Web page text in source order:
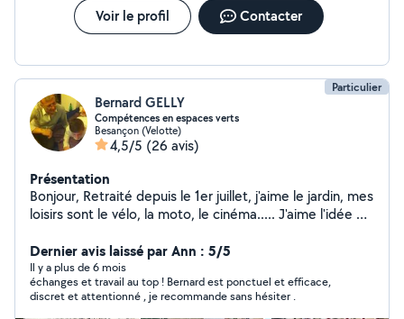
ponctuels pour vous aider : entretien de jardin, soins aux
animaux et entretien des plantes. Nous sommes un
Voir le profil Contacter
Particulier
Bernard GELLY
Compétences en espaces verts
Besançon (Velotte)
4,5/5 (26 avis)
Présentation
Bonjour, Retraité depuis le 1er juillet, j'aime le jardin, mes
loisirs sont le vélo, la moto, le cinéma..... J'aime l'idée de
que des personnes puissent m'aider. A Bientôt
Dernier avis laissé par Ann : 5/5
Il y a plus de 6 mois
échanges et travail au top ! Bernard est ponctuel et efficace,
discret et attentionné , je recommande sans hésiter .